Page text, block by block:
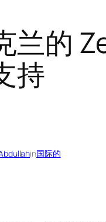
兰的
持
in国际的